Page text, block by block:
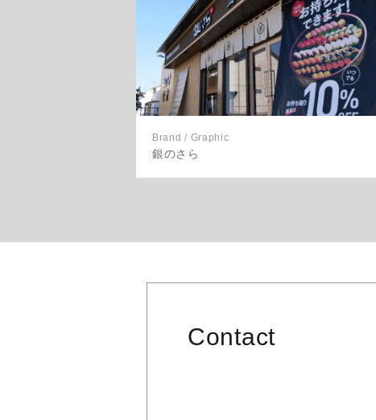
Brand / Graphic
銀のさら
Contact